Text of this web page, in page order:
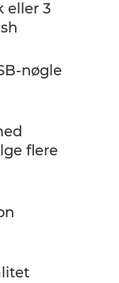
eller 3
nøgle
flere